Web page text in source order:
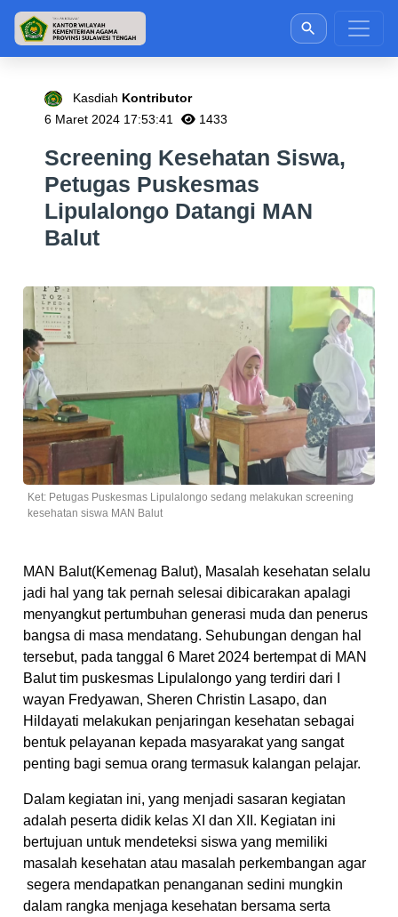
Kasdiah Kontributor
6 Maret 2024 17:53:41
1433
Screening Kesehatan Siswa,
Petugas Puskesmas
Lipulalongo Datangi MAN
Balut
Ket: Petugas Puskesmas Lipulalongo sedang melakukan screening
kesehatan siswa MAN Balut
MAN Balut(Kemenag Balut), Masalah kesehatan selalu
jadi hal yang tak pernah selesai dibicarakan apalagi
menyangkut pertumbuhan generasi muda dan penerus
bangsa di masa mendatang. Sehubungan dengan hal
tersebut, pada tanggal 6 Maret 2024 bertempat di MAN
Balut tim puskesmas Lipulalongo yang terdiri dari I
wayan Fredyawan, Sheren Christin Lasapo, dan
Hildayati melakukan penjaringan kesehatan sebagai
bentuk pelayanan kepada masyarakat yang sangat
penting bagi semua orang termasuk kalangan pelajar.
Dalam kegiatan ini, yang menjadi sasaran kegiatan
adalah peserta didik kelas XI dan XII. Kegiatan ini
bertujuan untuk mendeteksi siswa yang memiliki
masalah kesehatan atau masalah perkembangan agar
segera mendapatkan penanganan sedini mungkin
dalam rangka menjaga kesehatan bersama serta